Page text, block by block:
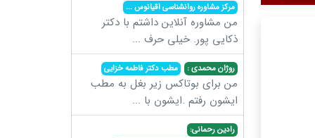
مرکز مشاوره روانشناسی اقیانوس...
من مشاوره آنلاین داشتم با دکتر
ذکایی پور. خیلی حرف ...
روژان محمدی : مطب دکتر فاطمه خزایی
من برای بوتاکس زیر بغل به مطب
ایشون رفتم .ایشون با ...
رادین رحمانی: